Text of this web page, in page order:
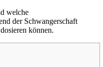
welche
der Schwangerschaft
können.